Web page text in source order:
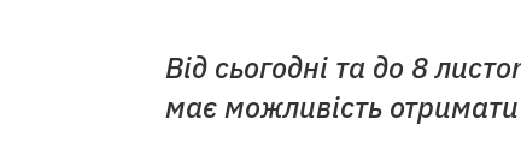
Від сьогодні та до 8
має можливість